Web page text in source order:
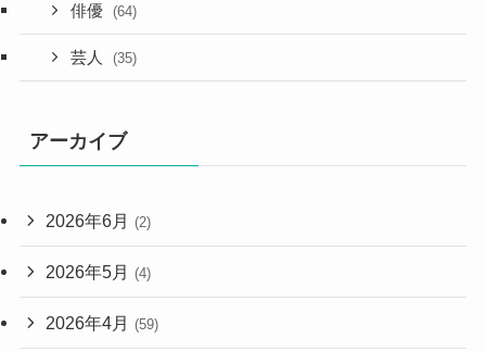
俳優 (64)
芸人 (35)
アーカイブ
2026年6月 (2)
2026年5月 (4)
2026年4月 (59)